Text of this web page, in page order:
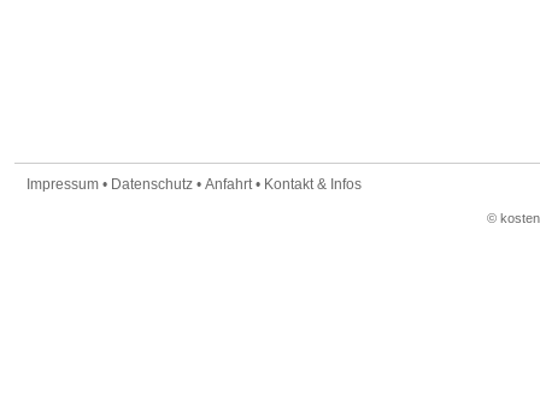
Impressum • Datenschutz • Anfahrt• Kontakt & Infos
©